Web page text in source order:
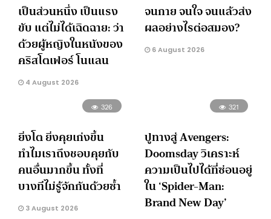
เป็นส่วนหนึ่ง เป็นแรง
ขับ แต่ไม่ได้เฉิดฉาย: ว่า
ด้วยผู้หญิงในหนังของ
คริสโตเฟอร์ โนแลน
4 August 2026
จนกาย จนใจ จนแล้วส่ง
ผลอย่างไรต่อสมอง?
6 August 2026
326
ยิ่งโต ยิ่งคุยเก่งขึ้น
ทำไมเราถึงชอบคุยกับ
คนอื่นมากขึ้น ทั้งที่
บางทีไม่รู้จักกันด้วยซ้ำ
3 August 2026
321
ปูทางสู่ Avengers:
Doomsday วิเคราะห์
ความเป็นไปได้ที่ซ่อนอยู่
ใน ‘Spider-Man:
Brand New Day’